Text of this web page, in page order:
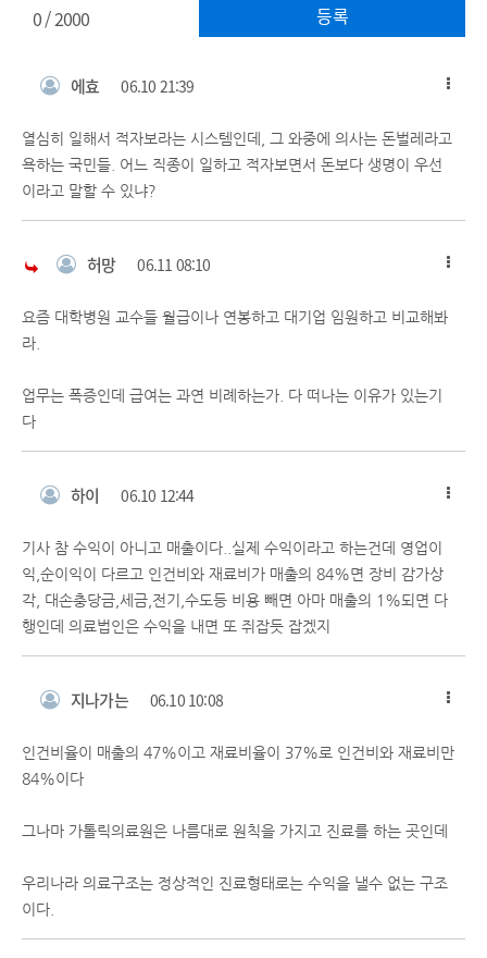
등록
0/ 2000
에효 06.10 21:39
열심히 일해서 적자보라는 시스템인데, 그 와중에 의사는 돈벌레라고
욕하는 국민들. 어느 직종이 일하고 적자보면서 돈보다 생명이 우선
이라고 말할 수 있냐?
허망 06.11 08:10
요즘 대학병원 교수들 월급이나 연봉하고 대기업 임원하고 비교해봐
라.
업무는 폭증인데 급여는 과연 비례하는가. 다 떠나는 이유가 있는기
다
하이 06.10 12:44
기사 참 수익이 아니고 매출이다..실제 수익이라고 하는건데 영업이
익,순이익이 다르고 인건비와 재료비가 매출의 84%면 장비 감가상
각, 대손충당금,세금,전기,수도등 비용 빼면 아마 매출의 1%되면 다
행인데 의료법인은 수익을 내면 또 쥐잡듯 잡겠지
지나가는 06.10 10:08
인건비율이 매출의 47%이고 재료비율이 37%로 인건비와 재료비만
84%이다
그나마 가톨릭의료원은 나름대로 원칙을 가지고 진료를 하는 곳인데
우리나라 의료구조는 정상적인 진료형태로는 수익을 낼수 없는 구조
이다.